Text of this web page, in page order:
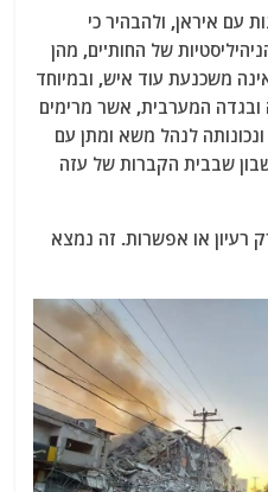
עם איראן, ולהבהיר כי
של החות'ים, מהן
משכנעת עוד איש, ובמיוחד
המערבית, אשר מרימים
לנהל משא ומתן עם
שבבית הקברות של עזה
רעיון או אפשרות. זה נמצא